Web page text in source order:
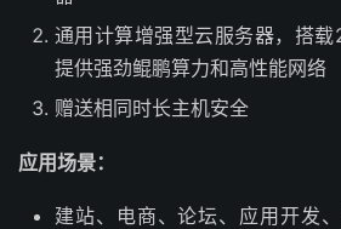
通用计算增强型云服务器，搭载
提供强劲鲲鹏算力和高性能网络
赠送相同时长主机安全
应用场景：
建站、电商、论坛、应用开发